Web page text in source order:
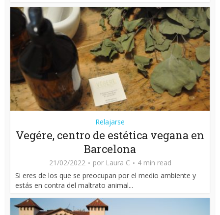
Relajarse
Vegére, centro de estética vegana en
Barcelona
21/02/2022 por Laura C
4 min read
Si eres de los que se preocupan por el medio ambiente y
estás en contra del maltrato animal...